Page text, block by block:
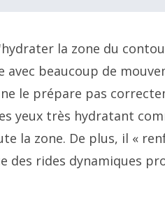
la zone du
avec beaucoup de
le prépare pas
yeux très hydratant
la zone. De plus, il «
des rides dynamiques